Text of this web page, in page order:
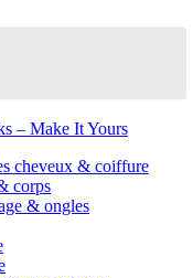
– Make It Yours
cheveux & coiffure
corps
& ongles